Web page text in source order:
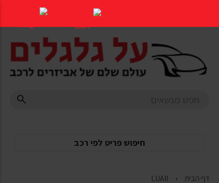
העמוד
חיפוש פריט לפי רכב
דף הבית LUAII